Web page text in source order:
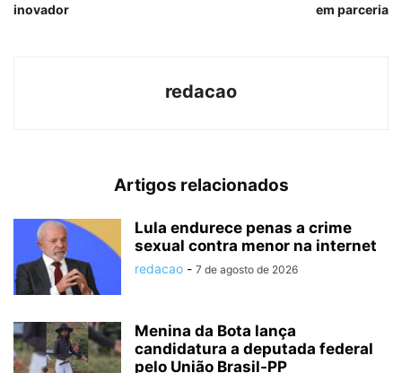
inovador
em parceria
redacao
Artigos relacionados
Lula endurece penas a crime
sexual contra menor na internet
redacao - 7 de agosto de 2026
Menina da Bota lança
candidatura a deputada federal
pelo União Brasil-PP